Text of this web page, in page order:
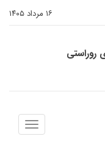
۱۶ مرداد ۱۴۰۵
نمایش
منو